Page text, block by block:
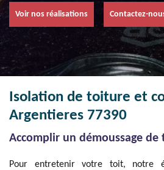
Voir nos réalisations Contactez-
Isolation de toiture et
Argentieres 77390
Accomplir un démoussage
Pour entretenir votre toit, notre